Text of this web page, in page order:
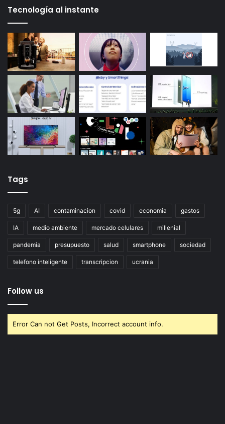
Tecnología al instante
Tags
5g AI contaminacion covid economia gastos
IA medio ambiente mercado celulares millenial
pandemia presupuesto salud smartphone sociedad
telefono inteligente transcripcion ucrania
Follow us
Error Can not Get Posts, Incorrect account info.